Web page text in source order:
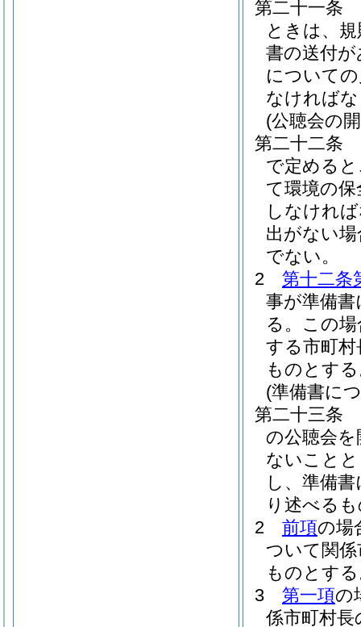
第二十一条
ときは、
書の送付
について
なければ
(公聴会の
第二十二条
で定める
て環境の
しなけれ
出がない
でない。
2
第十二条
事が準備
る。 この
する市町
ものとす
(準備書に
第二十三条
の公聴会
ないこと
し、準備
り述べる
2
前項の場
ついて関
ものとす
3
第一項の
係市町村